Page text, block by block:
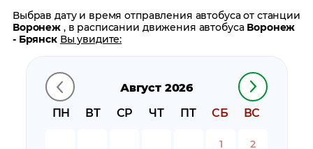
Возврат билетов
Заказ автобуса
Контакты
Август 2026
ПН
ВТ СР ЧТ ПТ СБ ВС
1 2
Выбрав дату и время отправления автобуса от станции
Воронеж , в расписании движения автобусаВоронеж
- Брянск Вы увидите:
время прибытия
время в пути
цену билета
Воронеж